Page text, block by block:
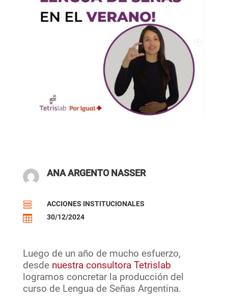
ANA ARGENTO NASSER
 ACCIONES INSTITUCIONALES
 30/12/2024
Luego de un año de mucho esfuerzo,
desde nuestra consultora Tetrislab
logramos concretar la producción del
curso de Lengua de Señas Argentina.